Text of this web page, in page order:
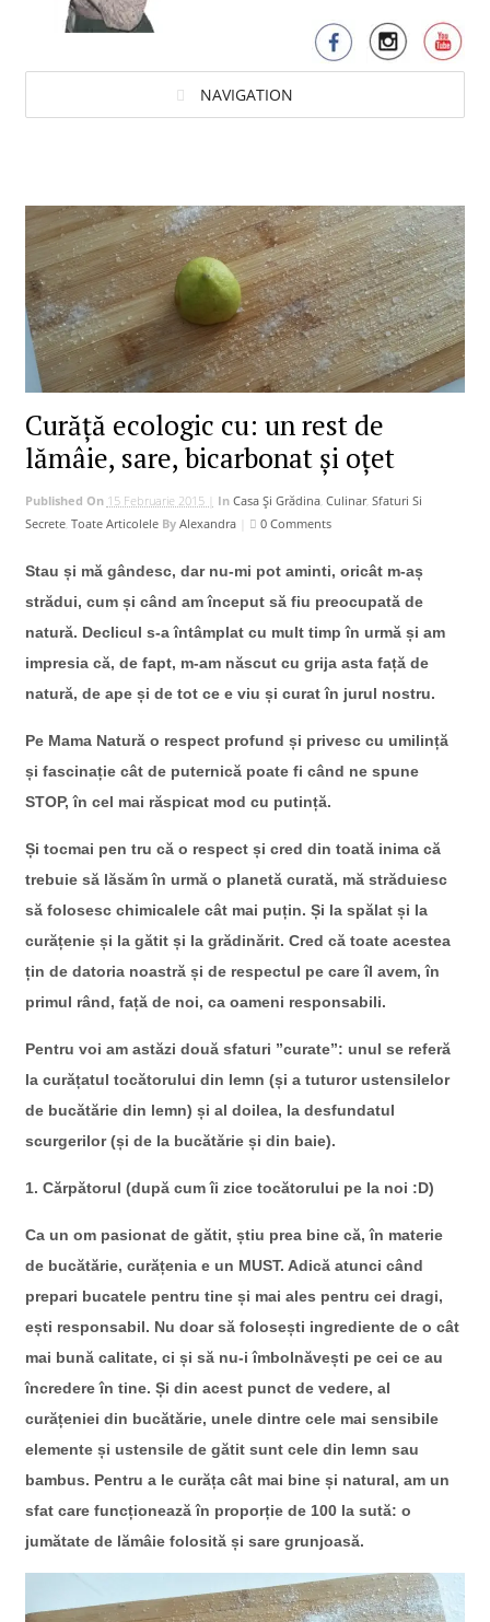
NAVIGATION
Curăță ecologic cu: un rest de
lămâie, sare, bicarbonat și oțet
Published On 15 Februarie 2015 | In Casa Și Grădina, Culinar, Sfaturi Si
Secrete, Toate Articolele By Alexandra| 0 Comments
Stau și mă gândesc, dar nu-mi pot aminti, oricât m-aș
strădui, cum și când am început să fiu preocupată de
natură. Declicul s-a întâmplat cu mult timp în urmă și am
impresia că, de fapt, m-am născut cu grija asta față de
natură, de ape și de tot ce e viu și curat în jurul nostru.
Pe Mama Natură o respect profund și privesc cu umilință
și fascinație cât de puternică poate fi când ne spune
STOP, în cel mai răspicat mod cu putință.
Și tocmai pen tru că o respect și cred din toată inima că
trebuie să lăsăm în urmă o planetă curată, mă străduiesc
să folosesc chimicalele cât mai puțin. Și la spălat și la
curățenie și la gătit și la grădinărit. Cred că toate acestea
țin de datoria noastră și de respectul pe care îl avem, în
primul rând, față de noi, ca oameni responsabili.
Pentru voi am astăzi două sfaturi ”curate”: unul se referă
la curățatul tocătorului din lemn (și a tuturor ustensilelor
de bucătărie din lemn) și al doilea, la desfundatul
scurgerilor (și de la bucătărie și din baie).
1. Cărpătorul (după cum îi zice tocătorului pe la noi :D)
Ca un om pasionat de gătit, știu prea bine că, în materie
de bucătărie, curățenia e un MUST. Adică atunci când
prepari bucatele pentru tine și mai ales pentru cei dragi,
ești responsabil. Nu doar să folosești ingrediente de o cât
mai bună calitate, ci și să nu-i îmbolnăvești pe cei ce au
încredere în tine. Și din acest punct de vedere, al
curățeniei din bucătărie, unele dintre cele mai sensibile
elemente și ustensile de gătit sunt cele din lemn sau
bambus. Pentru a le curăța cât mai bine și natural, am un
sfat care funcționează în proporție de 100 la sută: o
jumătate de lămâie folosită și sare grunjoasă.